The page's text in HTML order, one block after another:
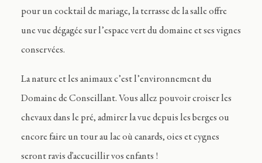
pour un cocktail de mariage, la terrasse de la salle offre
une vue dégagée sur l’espace vert du domaine et ses vignes
conservées.
La nature et les animaux c’est l’environnement du
Domaine de Conseillant. Vous allez pouvoir croiser les
chevaux dans le pré, admirer la vue depuis les berges ou
encore faire un tour au lac où canards, oies et cygnes
seront ravis d'accueillir vos enfants !